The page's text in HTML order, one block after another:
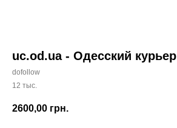
uc.od.ua - Одесский курьер
dofollow
12 тыс.
2600,00 грн.